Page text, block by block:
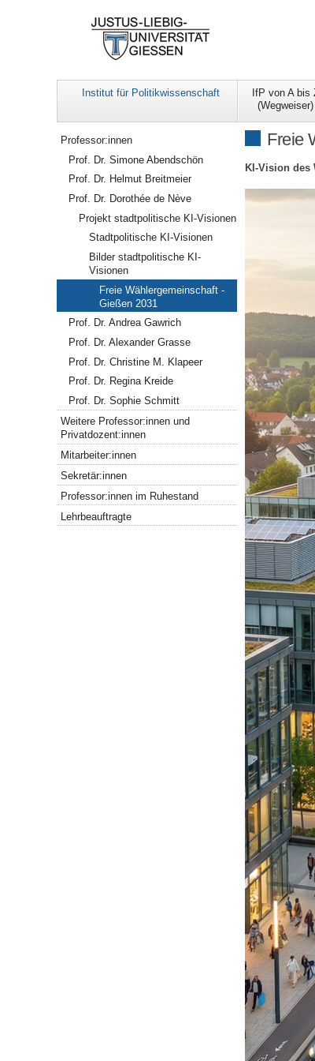
Institut für Politikwissenschaft
IfP von A bis
(Wegweiser)
Freie
KI-Vision des
Navigation
Professor:innen
Prof. Dr. Simone Abendschön
Prof. Dr. Helmut Breitmeier
Prof. Dr. Dorothée de Nève
Projekt stadtpolitische KI-Visionen
Stadtpolitische KI-Visionen
Bilder stadtpolitische KI-
Visionen
Freie Wählergemeinschaft -
Gießen 2031
Prof. Dr. Andrea Gawrich
Prof. Dr. Alexander Grasse
Prof. Dr. Christine M. Klapeer
Prof. Dr. Regina Kreide
Prof. Dr. Sophie Schmitt
Weitere Professor:innen und
Privatdozent:innen
Mitarbeiter:innen
Sekretär:innen
Professor:innen im Ruhestand
Lehrbeauftragte